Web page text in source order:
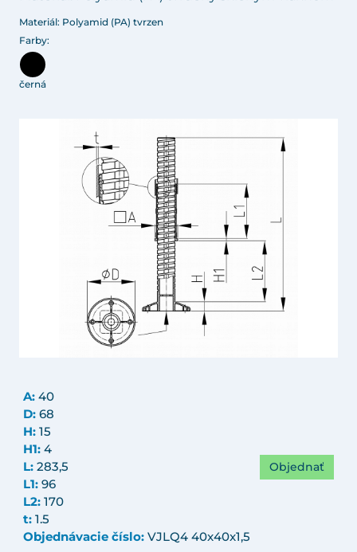
Materiál: Polyamid (PA) tvrzen
Farby:
černá
A: 40
D: 68
H: 15
H1: 4
L: 283,5
L1: 96
L2: 170
t: 1.5
Objednávacie číslo: VJLQ4 40x40x1,5
Objednať